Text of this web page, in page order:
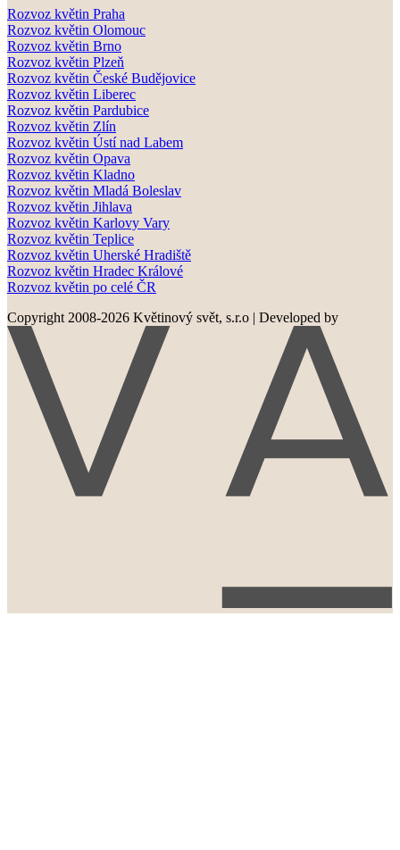
Rozvoz květin Praha
Rozvoz květin Olomouc
Rozvoz květin Brno
Rozvoz květin Plzeň
Rozvoz květin České Budějovice
Rozvoz květin Liberec
Rozvoz květin Pardubice
Rozvoz květin Zlín
Rozvoz květin Ústí nad Labem
Rozvoz květin Opava
Rozvoz květin Kladno
Rozvoz květin Mladá Boleslav
Rozvoz květin Jihlava
Rozvoz květin Karlovy Vary
Rozvoz květin Teplice
Rozvoz květin Uherské Hradiště
Rozvoz květin Hradec Králové
Rozvoz květin po celé ČR
Copyright 2008-2026 Květinový svět, s.r.o
Developed by